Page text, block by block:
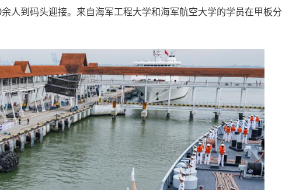
人到码头迎接。来自海军工程大学和海军航空大学的学员在甲板分